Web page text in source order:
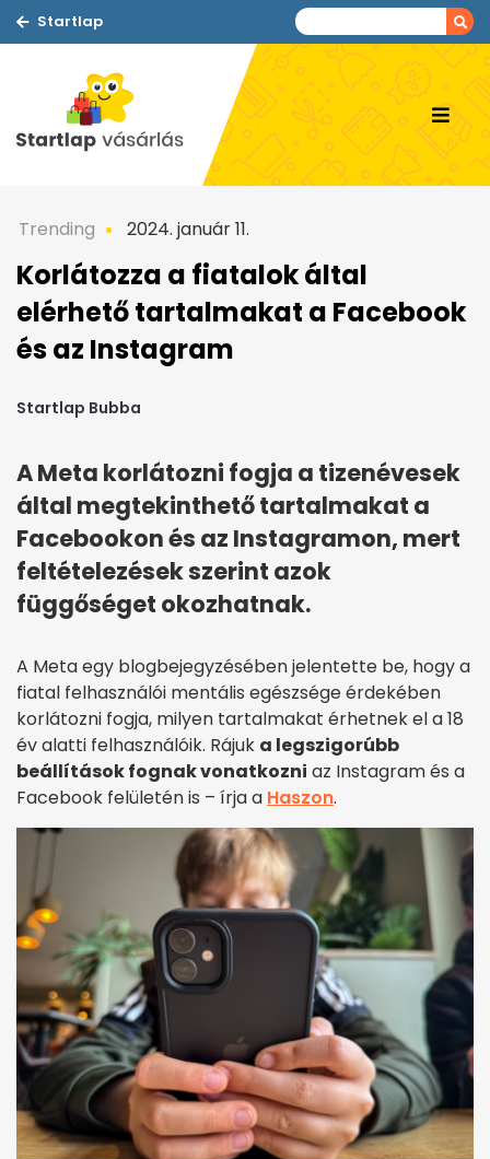
Startlap
Trending 2024. január 11.
Korlátozza a fiatalok által
elérhető tartalmakat a Facebook
és az Instagram
Startlap Bubba
A Meta korlátozni fogja a tizenévesek
által megtekinthető tartalmakat a
Facebookon és az Instagramon, mert
feltételezések szerint azok
függőséget okozhatnak.
A Meta egy blogbejegyzésében jelentette be, hogy a
fiatal felhasználói mentális egészsége érdekében
korlátozni fogja, milyen tartalmakat érhetnek el a 18
év alatti felhasználóik. Rájuk a legszigorúbb
beállítások fognak vonatkozni az Instagram és a
Facebook felületén is – írja a Haszon.